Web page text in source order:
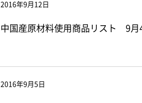
2016年9月12日
中国産原材料使用商品リスト 9月
2016年9月5日